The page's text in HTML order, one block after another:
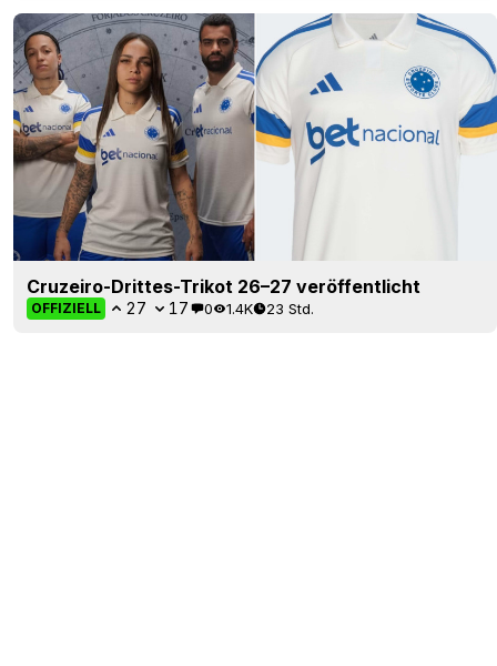
Cruzeiro-Drittes-Trikot 26–27 veröffentlicht
OFFIZIELL 27 17 0 1.4K 23 Std.